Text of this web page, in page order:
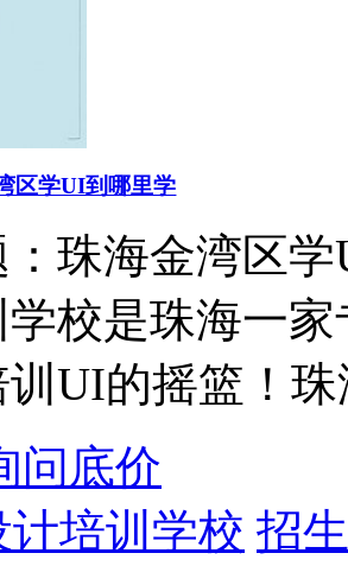
区学UI到哪里学
珠海金湾区
校是珠海一
UI的摇篮！珠
问底价
培训学校 招